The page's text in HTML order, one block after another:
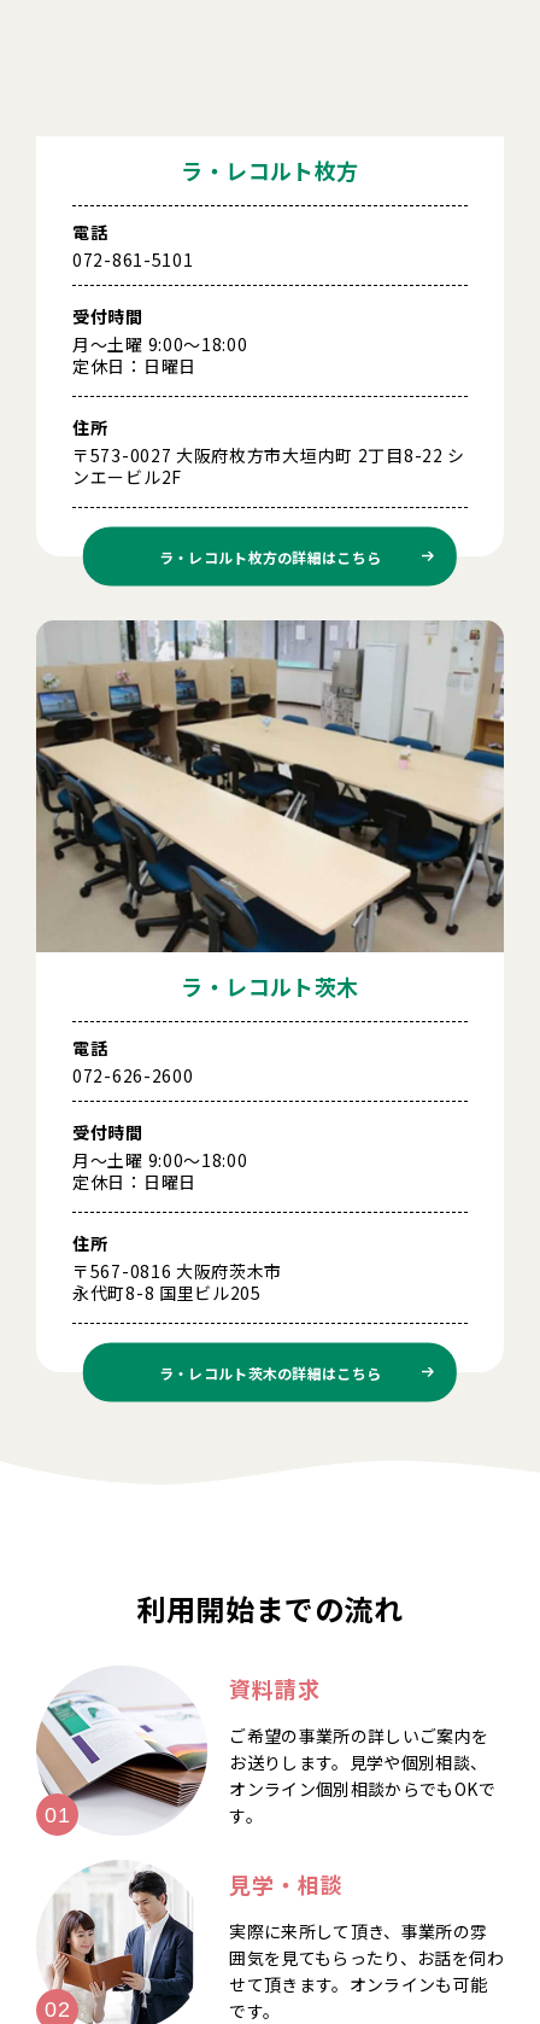
ラ・レコルト枚方
電話
072-861-5101
受付時間
月～土曜 9:00～18:00
定休日：日曜日
住所
〒573-0027 大阪府枚方市大垣内町 2丁目8-22 シ
ンエービル2F
ラ・レコルト枚方の詳細はこちら
ラ・レコルト茨木
電話
072-626-2600
受付時間
月～土曜 9:00～18:00
定休日：日曜日
住所
〒567-0816 大阪府茨木市
永代町8-8 国里ビル205
ラ・レコルト茨木の詳細はこちら
利用開始までの流れ
資料請求
ご希望の事業所の詳しいご案内を
お送りします。見学や個別相談、
オンライン個別相談からでもOKで
す。
見学・相談
実際に来所して頂き、事業所の雰
囲気を見てもらったり、お話を伺わ
せて頂きます。オンラインも可能
です。